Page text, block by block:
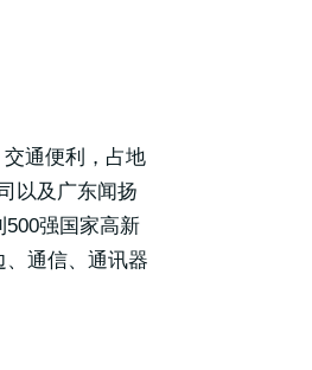
通便利，占地
以及广东闻扬
强国家高新
通信、通讯器